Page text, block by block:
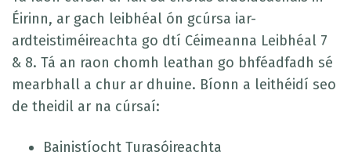
Éirinn, ar gach leibhéal ón gcúrsa iar-
ardteistiméireachta go dtí Céimeanna Leibhéal 7
& 8. Tá an raon chomh leathan go bhféadfadh sé
mearbhall a chur ar dhuine. Bíonn a leithéidí seo
de theidil ar na cúrsaí:
Bainistíocht Turasóireachta